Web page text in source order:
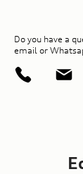
Do you have a
email or